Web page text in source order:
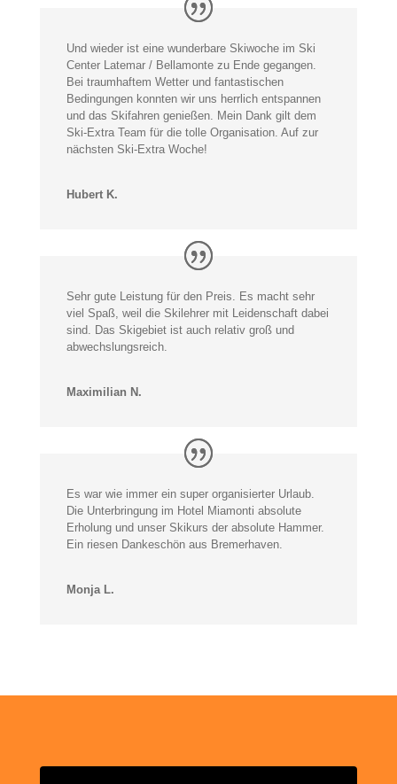
Und wieder ist eine wunderbare Skiwoche im Ski
Center Latemar / Bellamonte zu Ende gegangen.
Bei traumhaftem Wetter und fantastischen
Bedingungen konnten wir uns herrlich entspannen
und das Skifahren genießen. Mein Dank gilt dem
Ski-Extra Team für die tolle Organisation. Auf zur
nächsten Ski-Extra Woche!
Hubert K.
Sehr gute Leistung für den Preis. Es macht sehr
viel Spaß, weil die Skilehrer mit Leidenschaft dabei
sind. Das Skigebiet ist auch relativ groß und
abwechslungsreich.
Maximilian N.
Es war wie immer ein super organisierter Urlaub.
Die Unterbringung im Hotel Miamonti absolute
Erholung und unser Skikurs der absolute Hammer.
Ein riesen Dankeschön aus Bremerhaven.
Monja L.